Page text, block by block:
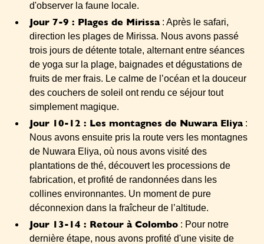
d'observer la faune locale.
Jour 7-9 : Plages de Mirissa: Après le safari,
direction les plages de Mirissa. Nous avons passé
trois jours de détente totale, alternant entre séances
de yoga sur la plage, baignades et dégustations de
fruits de mer frais. Le calme de l’océan et la douceur
des couchers de soleil ont rendu ce séjour tout
simplement magique.
Jour 10-12 : Les montagnes de Nuwara Eliya:
Nous avons ensuite pris la route vers les montagnes
de Nuwara Eliya, où nous avons visité des
plantations de thé, découvert les processions de
fabrication, et profité de randonnées dans les
collines environnantes. Un moment de pure
déconnexion dans la fraîcheur de l’altitude.
Jour 13-14 : Retour à Colombo : Pour notre
dernière étape, nous avons profité d'une visite de